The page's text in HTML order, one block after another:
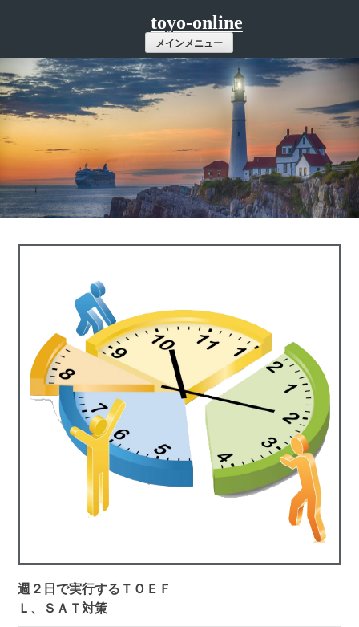
ツ
へ
ス
キ
ッ
プ
toyo-online
メインメニュー
週２日で実行するＴＯＥＦ
Ｌ、ＳＡＴ対策